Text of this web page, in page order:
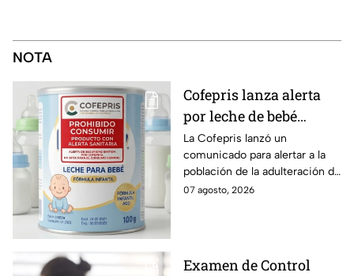
NOTA
Cofepris lanza alerta
por leche de bebé
adulterada: ¿Qué marca
es y cómo identificarla?
La Cofepris lanzó un
comunicado para alertar a la
población de la adulteración de
una leche para bebé.
07 agosto, 2026
Examen de Control